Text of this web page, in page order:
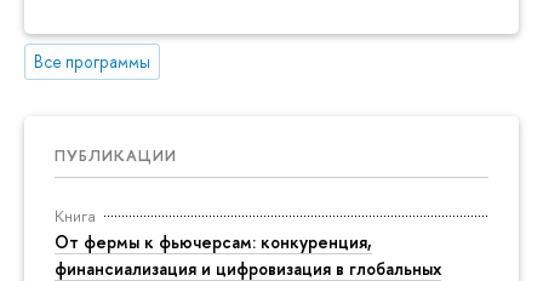
Все программы
ПУБЛИКАЦИИ
Книга
От фермы к фьючерсам: конкуренция,
финансиализация и цифровизация в глобальных